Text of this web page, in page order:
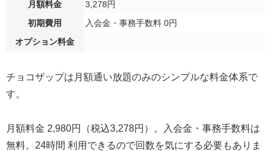
月額料金
3,278円
初期費用
入会金・事務手数料 0円
オプション料金
チョコザップは月額通い放題のみのシンプルな料金体系で
す。
月額料金 2,980円（税込3,278円）。入会金・事務手数料は
無料。24時間 利用できるので回数を気にする必要もありま